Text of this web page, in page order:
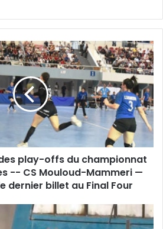
play-offs du championnat
-- CS Mouloud-Mammeri —
dernier billet au Final Four